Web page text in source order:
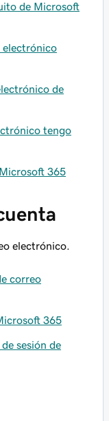
de Microsoft
electrónico
de
tengo
365
electrónico.
correo
365
sesión de